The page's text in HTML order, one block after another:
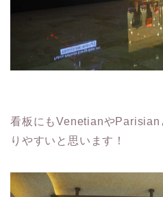
看板にもVenetianやParisian
りやすいと思います！